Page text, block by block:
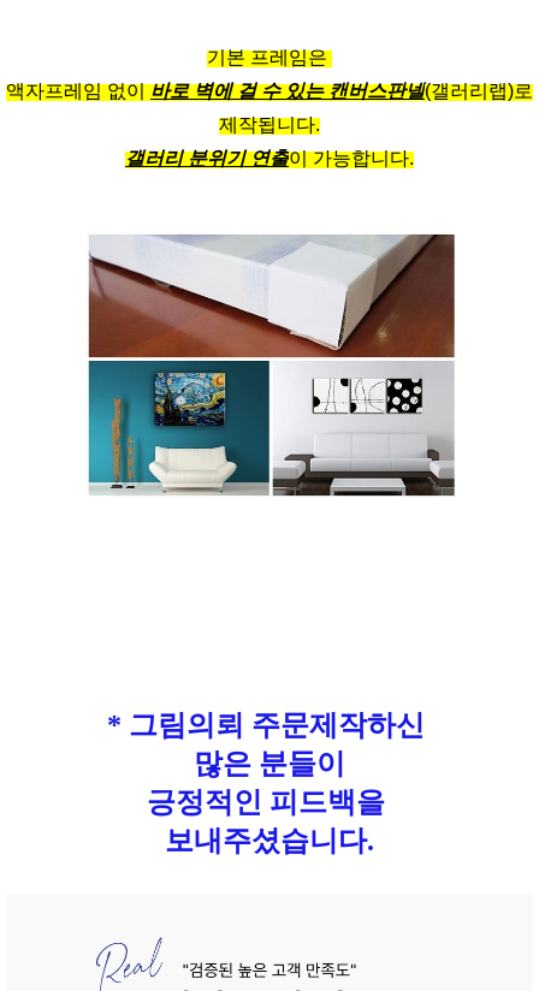
기본 프레임은
액자프레임 없이 바로 벽에 걸 수 있는 캔버스판넬(갤러리랩)로
제작됩니다.
갤러리 분위기 연출이 가능합니다.
* 그림의뢰 주문제작하신
많은 분들이
긍정적인 피드백을
보내주셨습니다.